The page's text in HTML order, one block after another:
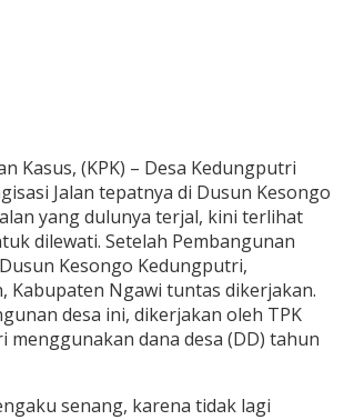
Kasus, (KPK) – Desa Kedungputri
Jalan tepatnya di Dusun Kesongo
yang dulunya terjal, kini terlihat
dilewati. Setelah Pembangunan
Kesongo Kedungputri,
Kabupaten Ngawi tuntas dikerjakan.
desa ini, dikerjakan oleh TPK
menggunakan dana desa (DD) tahun
senang, karena tidak lagi